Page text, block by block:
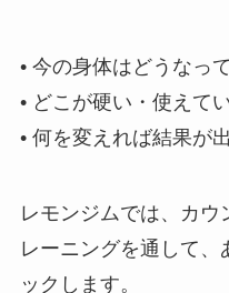
• 今の身体はどうなっ
• どこが硬い・使えて
• 何を変えれば結果が
レモンジムでは、カウ
レーニングを通して、
ックします。